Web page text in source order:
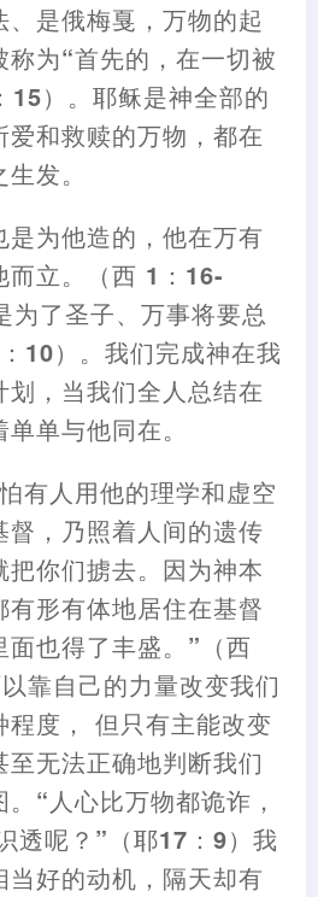
、 是俄梅戛 ， 万物的起
为“首先的 ， 在一切被
： 15） 。耶稣是神全部的
爱和救赎的万物 ， 都在
发。
是为他造的 ， 他在万有
立。 （西 1 ： 16-
为了圣子、 万事将要总
： 10） 。我们完成神在我
划 ， 当我们全人总结在
单单与他同在。
有人用他的理学和虚空
督 ， 乃照着人间的遗传
把你们掳去。因为神本
有形有体地居住在基督
面也得了丰盛。” （西
靠自己的力量改变我们
程度 ， 但只有主能改变
无法正确地判断我们
“人心比万物都诡诈 ，
透呢 ？ ” （耶17 ： 9） 我
当好的动机 ， 隔天却有